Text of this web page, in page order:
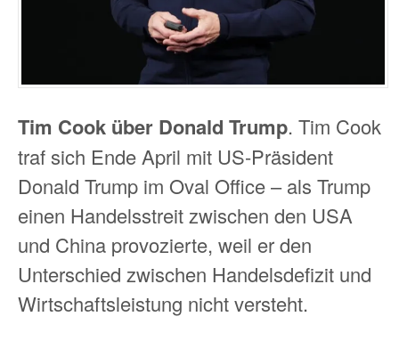
Tim Cook über Donald Trump. Tim Cook
traf sich Ende April mit US-Präsident
Donald Trump im Oval Office – als Trump
einen Handelsstreit zwischen den USA
und China provozierte, weil er den
Unterschied zwischen Handelsdefizit und
Wirtschaftsleistung nicht versteht.